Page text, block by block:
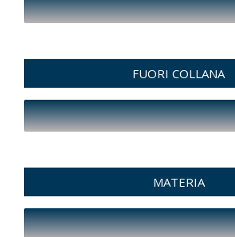
FUORI COLLANA
MATERIA